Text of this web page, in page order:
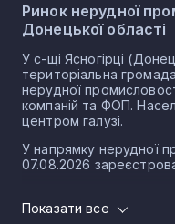
Ринок нерудної
Донецької області
У с-щі Ясногірці
територіальна
нерудної
компаній та ФОП.
центром галузі.
У напрямку нерудної
07.08.2026
2 ФОП
Показати все